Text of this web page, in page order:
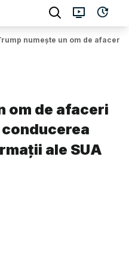
numește un om de afaceri
om de afaceri
ale SUA